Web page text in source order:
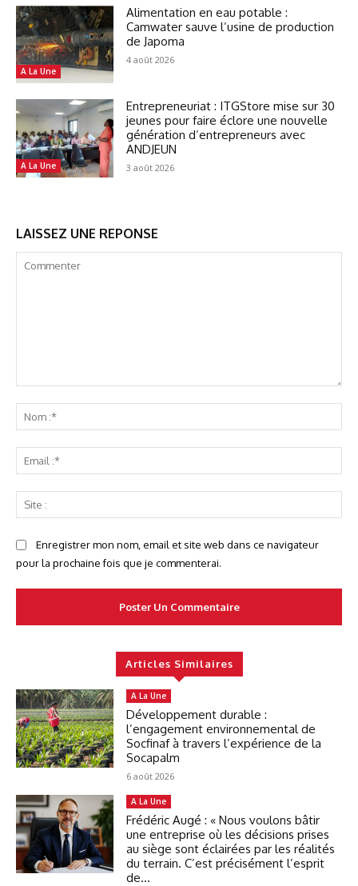
A La Une
Alimentation en eau potable :
Camwater sauve l’usine de production
de Japoma
4 août 2026
A La Une
Entrepreneuriat : ITGStore mise sur 30
jeunes pour faire éclore une nouvelle
génération d’entrepreneurs avec
ANDJEUN
3 août 2026
LAISSEZ UNE REPONSE
:*
:*
:
Enregistrer mon nom, email et site web dans ce navigateur
pour la prochaine fois que je commenterai.
Articles Similaires
A La Une
Développement durable :
l’engagement environnemental de
Socfinaf à travers l’expérience de la
Socapalm
6 août 2026
A La Une
Frédéric Augé : « Nous voulons bâtir
une entreprise où les décisions prises
au siège sont éclairées par les réalités
du terrain. C’est précisément l’esprit
de...